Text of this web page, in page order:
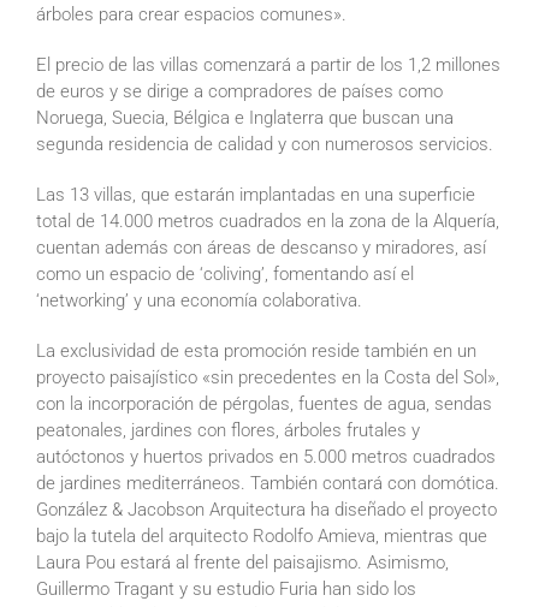
árboles para crear espacios comunes».
El precio de las villas comenzará a partir de los 1,2 millones
de euros y se dirige a compradores de países como
Noruega, Suecia, Bélgica e Inglaterra que buscan una
segunda residencia de calidad y con numerosos servicios.
Las 13 villas, que estarán implantadas en una superficie
total de 14.000 metros cuadrados en la zona de la Alquería,
cuentan además con áreas de descanso y miradores, así
como un espacio de ‘coliving’, fomentando así el
‘networking’ y una economía colaborativa.
La exclusividad de esta promoción reside también en un
proyecto paisajístico «sin precedentes en la Costa del Sol»,
con la incorporación de pérgolas, fuentes de agua, sendas
peatonales, jardines con flores, árboles frutales y
autóctonos y huertos privados en 5.000 metros cuadrados
de jardines mediterráneos. También contará con domótica.
González & Jacobson Arquitectura ha diseñado el proyecto
bajo la tutela del arquitecto Rodolfo Amieva, mientras que
Laura Pou estará al frente del paisajismo. Asimismo,
Guillermo Tragant y su estudio Furia han sido los